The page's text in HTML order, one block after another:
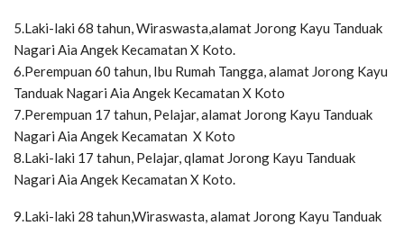
5.Laki-laki 68 tahun, Wiraswasta,alamat Jorong Kayu Tanduak
Nagari Aia Angek Kecamatan X Koto.
6.Perempuan 60 tahun, Ibu Rumah Tangga, alamat Jorong Kayu
Tanduak Nagari Aia Angek Kecamatan X Koto
7.Perempuan 17 tahun, Pelajar, alamat Jorong Kayu Tanduak
Nagari Aia Angek Kecamatan X Koto
8.Laki-laki 17 tahun, Pelajar, qlamat Jorong Kayu Tanduak
Nagari Aia Angek Kecamatan X Koto.
9.Laki-laki 28 tahun,Wiraswasta, alamat Jorong Kayu Tanduak